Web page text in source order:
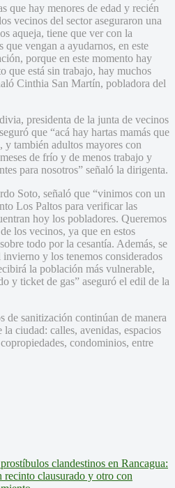
que hay menores de edad y recién
vecinos del sector aseguraron una
aqueja, tiene que ver con la
que vengan a ayudarnos, en este
porque en este momento hay
que está sin trabajo, hay muchos
Cinthia San Martín, pobladora del
presidenta de la junta de vecinos
que “acá hay hartas mamás que
y también adultos mayores con
de frío y de menos trabajo y
para nosotros” señaló la dirigenta.
Soto, señaló que “vinimos con un
Los Paltos para verificar las
hoy los pobladores. Queremos
los vecinos, ya que en estos
todo por la cesantía. Además, se
y los tenemos considerados
la población más vulnerable,
y ticket de gas” aseguró el edil de la
de sanitización continúan de manera
la ciudad: calles, avenidas, espacios
condominios, entre